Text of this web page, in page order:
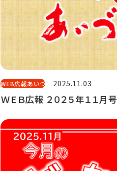
WEB広報あいづ 2025.11.03
ＷＥＢ広報 ２０２５年１１月号